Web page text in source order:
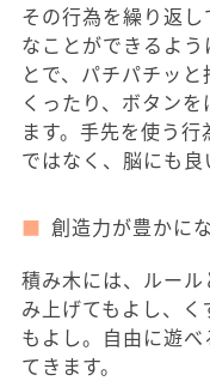
その行為を繰り返
なことができるよ
とで、パチパチッ
くったり、ボタン
ます。手先を使う
ではなく、脳にも良
創造力が豊かに
積み木には、ルー
み上げてもよし、
もよし。自由に遊
てきます。